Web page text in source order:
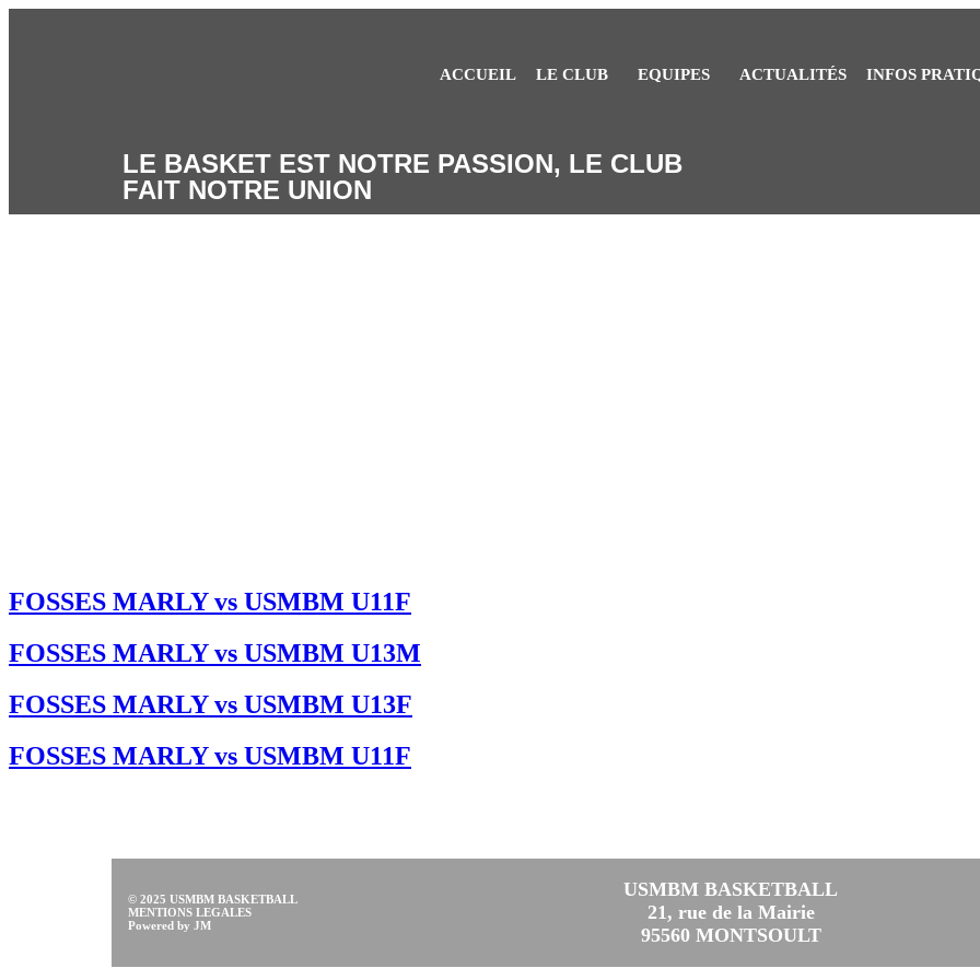
ACCUEIL LE CLUB EQUIPES ACTUALITÉS INFOS
LE BASKET EST NOTRE PASSION, LE CLUB
FAIT NOTRE UNION
FOSSES MARLY vs USMBM U11F
FOSSES MARLY vs USMBM U13M
FOSSES MARLY vs USMBM U13F
FOSSES MARLY vs USMBM U11F
© 2025 USMBM BASKETBALL
MENTIONS LEGALES
Powered by JM
USMBM BASKETBALL
21, rue de la Mairie
95560 MONTSOULT